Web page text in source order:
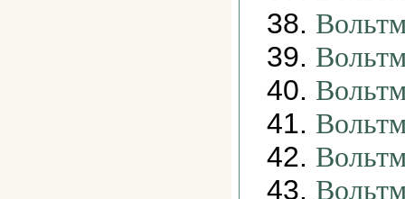
38.
39.
40.
41.
42.
43.